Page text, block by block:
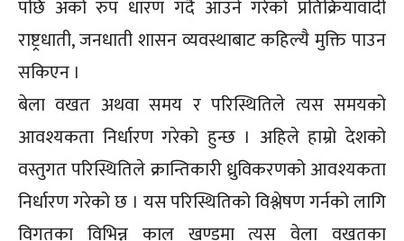
पछि अर्को रुप धारण गर्दै आउने गरेको प्रतिक्रियावादी
राष्ट्रधाती, जनधाती शासन व्यवस्थाबाट कहिल्यै मुक्ति पाउन
सकिएन ।
बेला वखत अथवा समय र परिस्थितिले त्यस समयको
आवश्यकता निर्धारण गरेको हुन्छ । अहिले हाम्रो देशको
वस्तुगत परिस्थितिले क्रान्तिकारी ध्रुविकरणको आवश्यकता
निर्धारण गरेको छ । यस परिस्थितिको विश्लेषण गर्नको लागि
विगतका विभिन्न काल खण्डमा त्यस वेला वखतका